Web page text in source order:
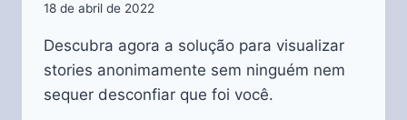
18 de abril de 2022
Descubra agora a solução para visualizar
stories anonimamente sem ninguém nem
sequer desconfiar que foi você.